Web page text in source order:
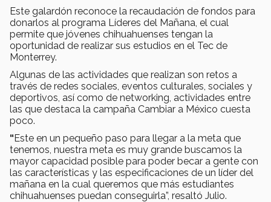
Este galardón reconoce la recaudación de fondos para
donarlos al programa Líderes del Mañana, el cual
permite que jóvenes chihuahuenses tengan la
oportunidad de realizar sus estudios en el Tec de
Monterrey.
Algunas de las actividades que realizan son retos a
través de redes sociales, eventos culturales, sociales y
deportivos, así como de networking, actividades entre
las que destaca la campaña Cambiar a México cuesta
poco.
“Este en un pequeño paso para llegar a la meta que
tenemos, nuestra meta es muy grande buscamos la
mayor capacidad posible para poder becar a gente con
las características y las especificaciones de un líder del
mañana en la cual queremos que más estudiantes
chihuahuenses puedan conseguirla”, resaltó Julio.